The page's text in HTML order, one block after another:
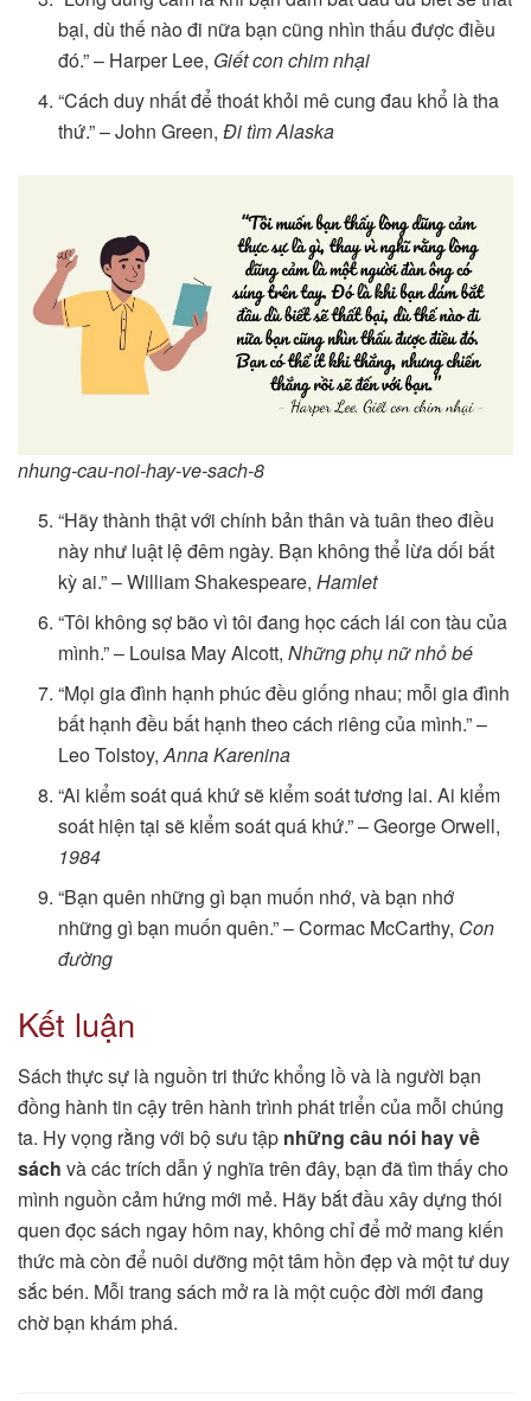
bại, dù thế nào đi nữa bạn cũng nhìn thấu được điều
đó.” – Harper Lee, Giết con chim nhại
“Cách duy nhất để thoát khỏi mê cung đau khổ là tha
thứ.” – John Green,Đi tìm Alaska
nhung-cau-noi-hay-ve-sach-8
“Hãy thành thật với chính bản thân và tuân theo điều
này như luật lệ đêm ngày. Bạn không thể lừa dối bất
kỳ ai.” – William Shakespeare,Hamlet
“Tôi không sợ bão vì tôi đang học cách lái con tàu của
mình.” – Louisa May Alcott,Những phụ nữ nhỏ bé
“Mọi gia đình hạnh phúc đều giống nhau; mỗi gia đình
bất hạnh đều bất hạnh theo cách riêng của mình.” –
Leo Tolstoy,Anna Karenina
“Ai kiểm soát quá khứ sẽ kiểm soát tương lai. Ai kiểm
soát hiện tại sẽ kiểm soát quá khứ.” – George Orwell,
1984
“Bạn quên những gì bạn muốn nhớ, và bạn nhớ
những gì bạn muốn quên.” – Cormac McCarthy, Con
đường
Kết luận
Sách thực sự là nguồn tri thức khổng lồ và là người bạn
đồng hành tin cậy trên hành trình phát triển của mỗi chúng
ta. Hy vọng rằng với bộ sưu tập những câu nói hay về
sách và các trích dẫn ý nghĩa trên đây, bạn đã tìm thấy cho
mình nguồn cảm hứng mới mẻ. Hãy bắt đầu xây dựng thói
quen đọc sách ngay hôm nay, không chỉ để mở mang kiến
thức mà còn để nuôi dưỡng một tâm hồn đẹp và một tư duy
sắc bén. Mỗi trang sách mở ra là một cuộc đời mới đang
chờ bạn khám phá.